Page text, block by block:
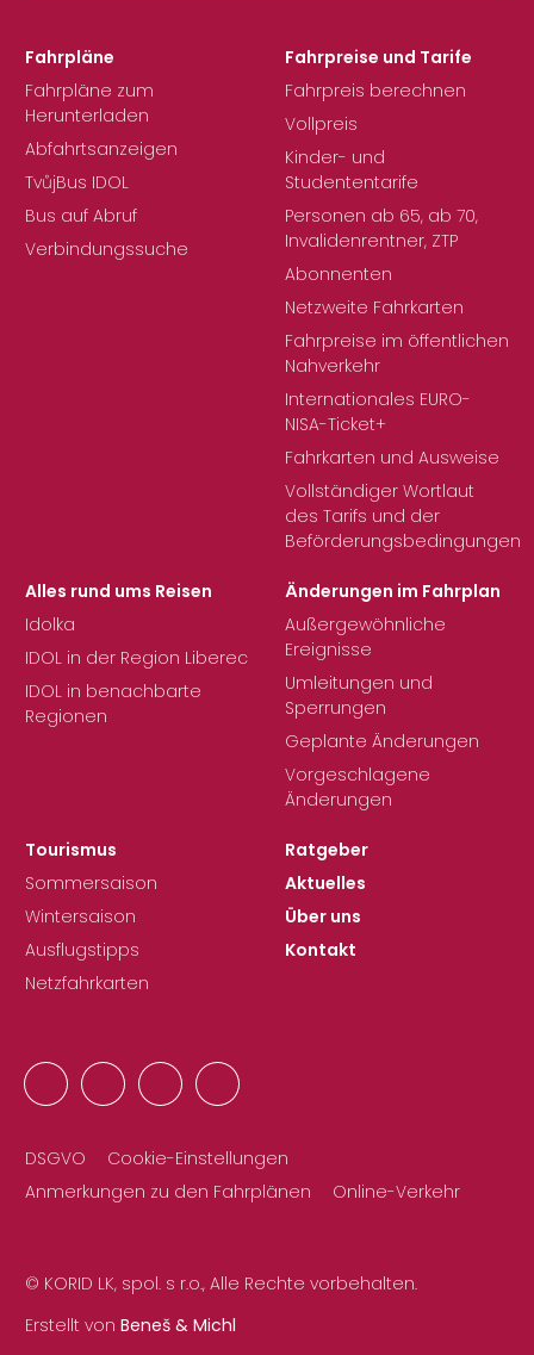
Fahrpläne
Fahrpläne zum
Herunterladen
Abfahrtsanzeigen
TvůjBus IDOL
Bus auf Abruf
Verbindungssuche
Fahrpreise und Tarife
Fahrpreis berechnen
Vollpreis
Kinder- und
Studententarife
Personen ab 65, ab 70,
Invalidenrentner, ZTP
Abonnenten
Netzweite Fahrkarten
Fahrpreise im öffentlichen
Nahverkehr
Internationales EURO-
NISA-Ticket+
Fahrkarten und Ausweise
Vollständiger Wortlaut
des Tarifs und der
Beförderungsbedingungen
Alles rund ums Reisen
Idolka
IDOL in der Region Liberec
IDOL in benachbarte
Regionen
Änderungen im Fahrplan
Außergewöhnliche
Ereignisse
Umleitungen und
Sperrungen
Geplante Änderungen
Vorgeschlagene
Änderungen
Tourismus
Sommersaison
Wintersaison
Ausflugstipps
Netzfahrkarten
Ratgeber
Aktuelles
Über uns
Kontakt
DSGVO
Cookie-Einstellungen
Anmerkungen zu den Fahrplänen
Online-Verkehr
© KORID LK, spol. s r.o., Alle Rechte vorbehalten.
Erstellt von Beneš & Michl